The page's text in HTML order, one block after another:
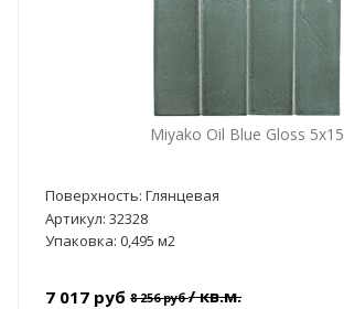
Miyako Oil Blue Gloss 5x15
Поверхность: Глянцевая
Артикул: 32328
Упаковка: 0,495 м2
7 017 руб 8 256 руб/ кв.м.